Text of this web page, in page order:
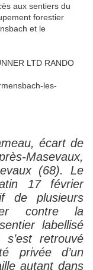
aux sentiers du
forestier
et le
LTD RANDO
les-
écart de
Masevaux,
(68). Le
17 février
de plusieurs
contre la
labellisé
s’est retrouvé
privée d’un
autant dans